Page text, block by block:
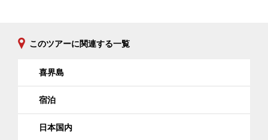
このツアーに関連する一覧
喜界島
宿泊
日本国内